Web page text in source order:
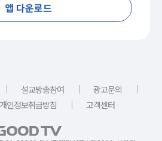
앱 다운로드
｜ 설교방송참여 ｜ 광고문의
｜
개인정보취급방침 ｜ 고객센터